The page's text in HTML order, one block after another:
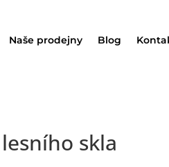
Naše prodejny Blog
skla